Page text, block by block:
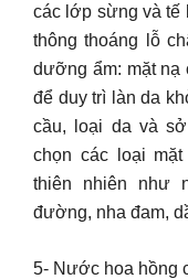
các lớp sừng và tế
thông thoáng lỗ
dưỡng ẩm: mặt nạ
để duy trì làn da
cầu, loại da và
chọn các loại
thiên nhiên như
đường, nha đam,
5- Nước hoa hồng